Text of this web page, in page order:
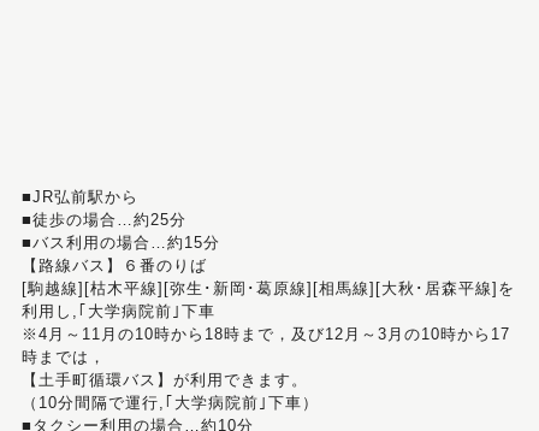
■JR弘前駅から
■徒歩の場合…約25分
■バス利用の場合…約15分
【路線バス】６番のりば
[駒越線][枯木平線][弥生･新岡･葛原線][相馬線][大秋･居森平線]を
利用し,｢大学病院前｣下車
※4月～11月の10時から18時まで，及び12月～3月の10時から17
時までは，
【土手町循環バス】が利用できます。
（10分間隔で運行,｢大学病院前｣下車）
■タクシー利用の場合…約10分